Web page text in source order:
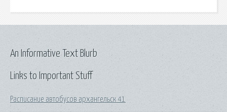
Links to Important Stuff
Расписание автобусов архангельск 41
An Informative Text Blurb